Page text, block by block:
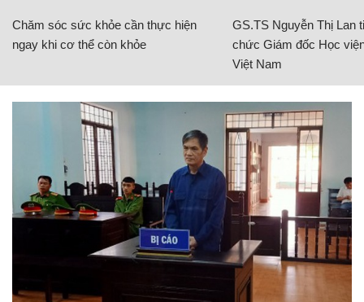
Chăm sóc sức khỏe cần thực hiện
ngay khi cơ thể còn khỏe
GS.TS Nguyễn Thị Lan
chức Giám đốc Học
Việt Nam